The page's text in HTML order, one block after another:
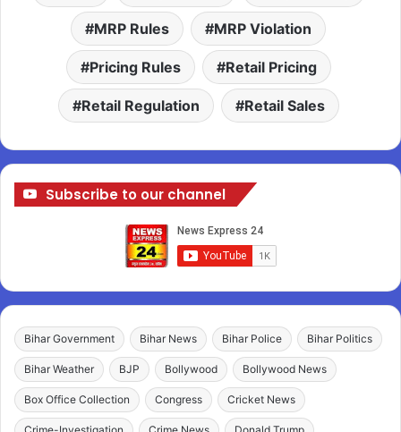
MRP Rules MRP Violation
Pricing Rules Retail Pricing
Retail Regulation Retail Sales
Subscribe to our channel
Bihar Government Bihar News Bihar Police Bihar Politics
Bihar Weather BJP Bollywood Bollywood News
Box Office Collection Congress Cricket News